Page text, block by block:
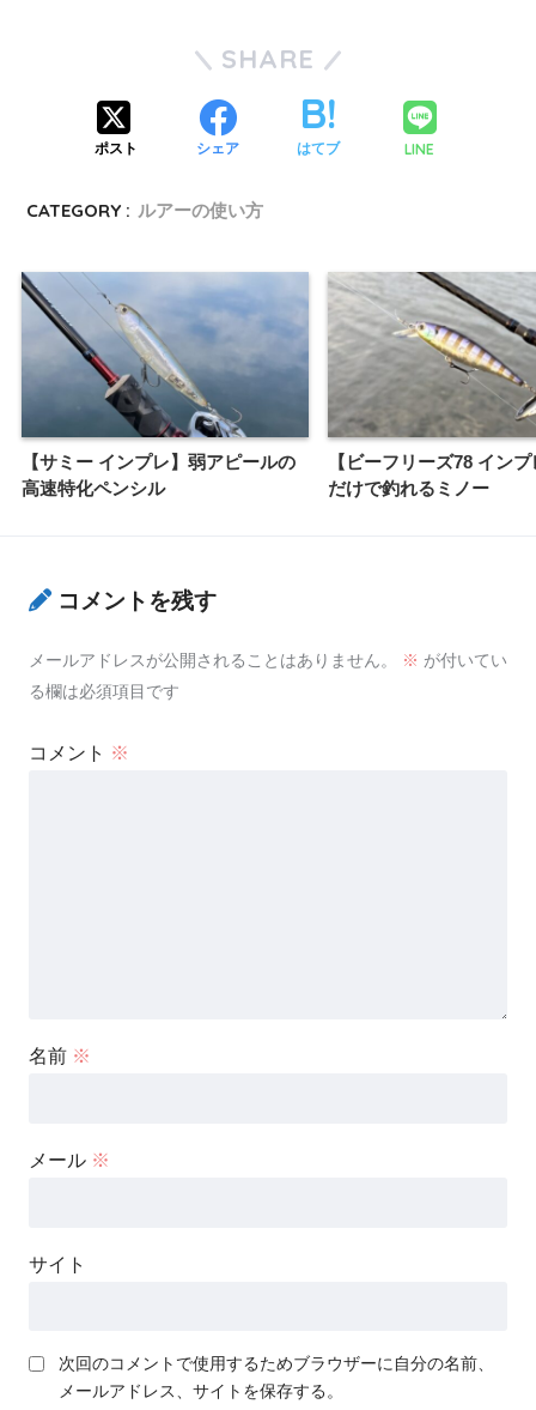
SHARE
ポスト シェア はてブ LINE
CATEGORY : ルアーの使い方
【サミー インプレ】弱アピールの
高速特化ペンシル
【ビーフリーズ78 イン
だけで釣れるミノー
コメントを残す
メールアドレスが公開されることはありません。 ※ が付いてい
る欄は必須項目です
コメント ※
名前 ※
メール ※
サイト
次回のコメントで使用するためブラウザーに自分の名前、
メールアドレス、サイトを保存する。